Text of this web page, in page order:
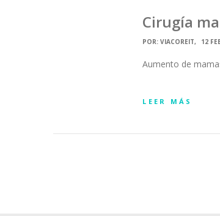
Cirugía
POR:VIACOREIT 12
Aumento de
LEER MÁS